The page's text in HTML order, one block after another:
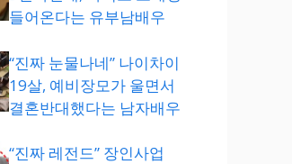
들어온다는 유부남배우
“진짜 눈물나네” 나이차이
19살, 예비장모가 울면서
결혼반대했다는 남자배우
“진짜 레전드” 장인사업